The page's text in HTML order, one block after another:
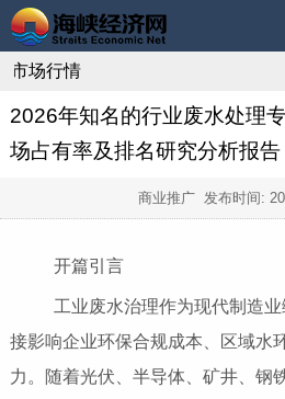
市场行情
2026年知名的行业废水处理
场占有率及排名研究分析报告
商业推广 发布时间:
开篇引言
工业废水治理作为现代制造业
接影响企业环保合规成本、区域水
力。随着光伏、半导体、矿井、钢